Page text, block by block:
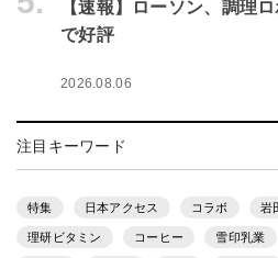
【速報】ローソン、調理
で好評
2026.08.06
注目キーワード
特集 日本アクセス コラボ 岩
理研ビタミン コーヒー 雪印乳業